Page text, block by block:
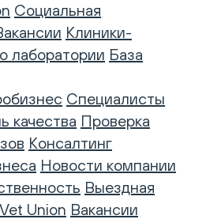
Социальная
Клиники-
лаборатории База
Специалисты
качества Проверка
Консалтинг
Новости компании
Выездная
Union Вакансии